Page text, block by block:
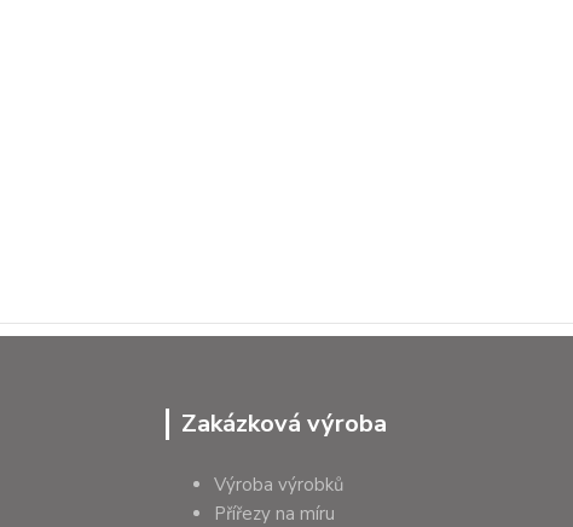
Zakázková výroba
Výroba výrobků
Přířezy na míru